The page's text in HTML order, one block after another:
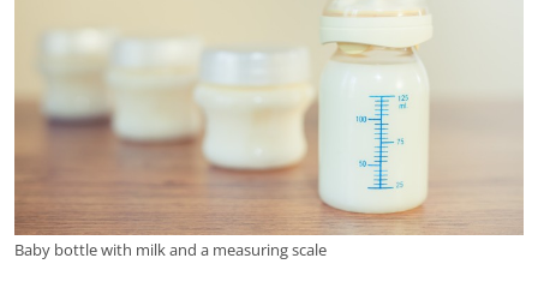
Baby bottle with milk and a measuring scale